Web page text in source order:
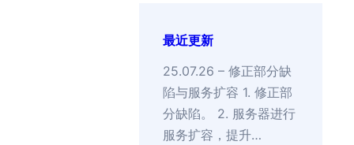
最近更新
25.07.26 – 修正部分缺
陷与服务扩容 1. 修正部
分缺陷。 2. 服务器进行
服务扩容，提升…